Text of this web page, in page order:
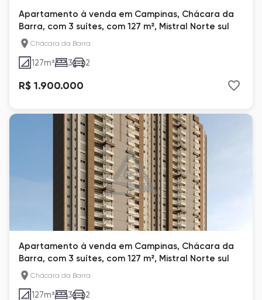
Apartamento à venda em Campinas, Chácara da
Barra, com 3 suítes, com 127 m², Mistral Norte sul
Chácara da Barra
127m² 3 2
R$ 1.900.000
Apartamento à venda em Campinas, Chácara da
Barra, com 3 suítes, com 127 m², Mistral Norte sul
Chácara da Barra
127m² 3 2